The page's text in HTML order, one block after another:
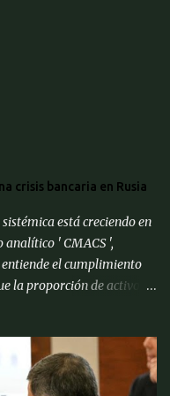
crisis bancaria en Rusia
está creciendo en
analítico ' CMACS ',
entiende el cumplimiento
la proporción de activos
reorganización forzosa de
los bancos o
del PIB) de los bancos